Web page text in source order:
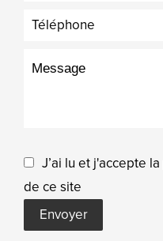
J’ai lu et j'accepte la
de ce site
Envoyer